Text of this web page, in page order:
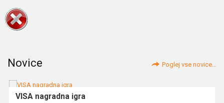
Novice Poglej vse novice...
VISA nagradna igra